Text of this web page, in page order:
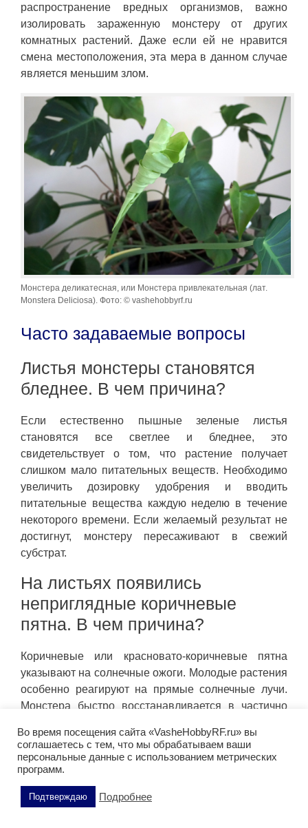
распространение вредных организмов, важно
изолировать зараженную монстеру от других
комнатных растений. Даже если ей не нравится
смена местоположения, эта мера в данном случае
является меньшим злом.
Монстера деликатесная, или Монстера привлекательная (лат.
Monstera Deliciosa). Фото: © vashehobbyrf.ru
Часто задаваемые вопросы
Листья монстеры становятся
бледнее. В чем причина?
Если естественно пышные зеленые листья
становятся все светлее и бледнее, это
свидетельствует о том, что растение получает
слишком мало питательных веществ. Необходимо
увеличить дозировку удобрения и вводить
питательные вещества каждую неделю в течение
некоторого времени. Если желаемый результат не
достигнут, монстеру пересаживают в свежий
субстрат.
На листьях появились
неприглядные коричневые
пятна. В чем причина?
Коричневые или красновато-коричневые пятна
указывают на солнечные ожоги. Молодые растения
особенно реагируют на прямые солнечные лучи.
Монстера быстро восстанавливается в частично
губчатыми, растение сигнализирует, что оно
получает слишком много воды. Необходимо либо
уменьшить полив, либо пересадить монстеру в
свежий субстрат, заранее обрезав гнилые корни.
Во время посещения сайта «VasheHobbyRF.ru» вы
соглашаетесь с тем, что мы обрабатываем ваши
персональные данные с использованием метрических
программ.
Подтверждаю Подробнее